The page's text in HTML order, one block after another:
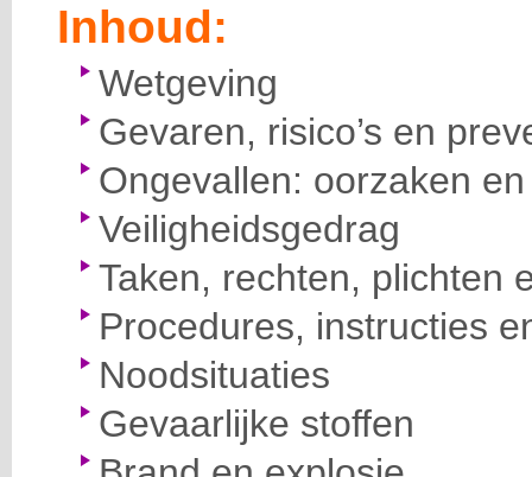
Inhoud:
Wetgeving
Gevaren, risico’s en
Ongevallen: oorzaken
Veiligheidsgedrag
Taken, rechten, plichten
Procedures, instructies
Noodsituaties
Gevaarlijke stoffen